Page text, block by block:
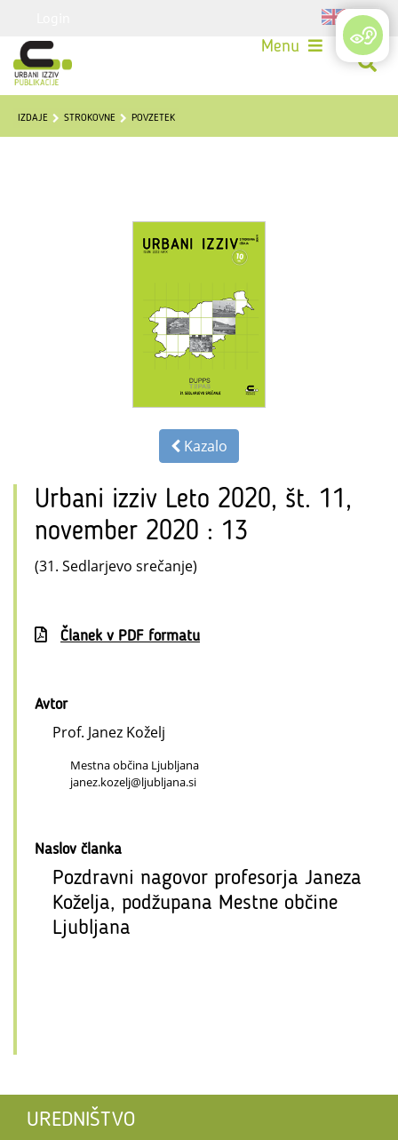
Menu
IZDAJE STROKOVNE POVZETEK
Kazalo
Urbani izziv Leto 2020, št. 11,
november 2020 : 13
(31. Sedlarjevo srečanje)
Članek v PDF formatu
Avtor
Prof. Janez Koželj
Mestna občina Ljubljana
janez.kozelj@ljubljana.si
Naslov članka
Pozdravni nagovor profesorja Janeza
Koželja, podžupana Mestne občine
Ljubljana
UREDNIŠTVO